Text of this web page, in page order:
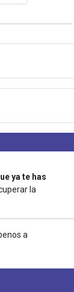
ya te has
la
a